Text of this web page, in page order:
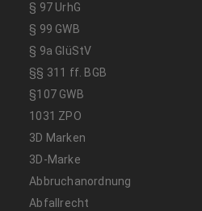
§ 97 UrhG
§ 99 GWB
§ 9a GlüStV
§§ 311 ff. BGB
§107 GWB
1031 ZPO
3D Marken
3D-Marke
Abbruchanordnung
Abfallrecht